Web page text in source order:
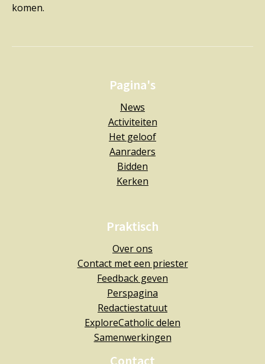
komen.
Pagina's
News
Activiteiten
Het geloof
Aanraders
Bidden
Kerken
Praktisch
Over ons
Contact met een priester
Feedback geven
Perspagina
Redactiestatuut
ExploreCatholic delen
Samenwerkingen
Contact